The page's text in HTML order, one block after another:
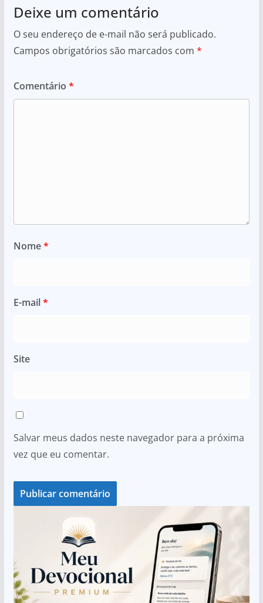
Deixe um comentário
O seu endereço de e-mail não será publicado.
Campos obrigatórios são marcados com *
Comentário *
Nome*
E-mail*
Site
Salvar meus dados neste navegador para a próxima
vez que eu comentar.